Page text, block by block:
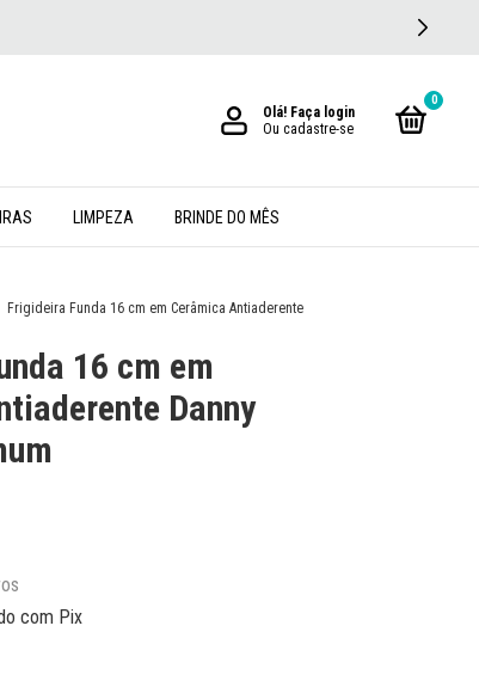
Olá! Faça login
Ou cadastre-se
0
LIMPEZA BRINDE DO MÊS
Frigideira Funda 16 cm em Cerâmica Antiaderente
16 cm em
Danny
com Pix